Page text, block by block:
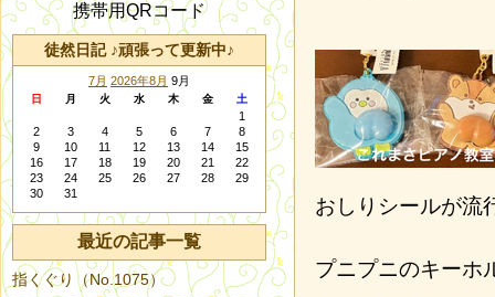
おしりシールが流
プニプニのキーホ
携帯用QRコード
徒然日記 ♪頑張って更新中♪
7月 2026年8月 9月
日 月 火 水 木 金 土
1
2
3 4 5 6 7
8
9
10 11 12 13 14
15
16
17 18 19 20 21
22
23
24 25 26 27 28
29
30
31
最近の記事一覧
指くぐり（No.1075）